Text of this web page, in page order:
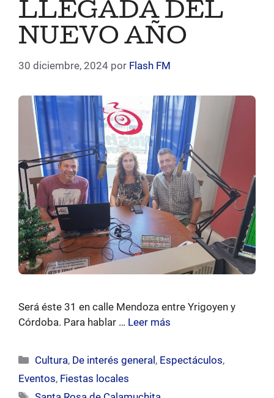
LLEGADA DEL
NUEVO AÑO
30 diciembre, 2024 por Flash FM
Será éste 31 en calle Mendoza entre Yrigoyen y
Córdoba. Para hablar … Leer más
Categorías
Cultura, De interés general , Espectáculos,
Eventos, Fiestas locales
Etiquetas